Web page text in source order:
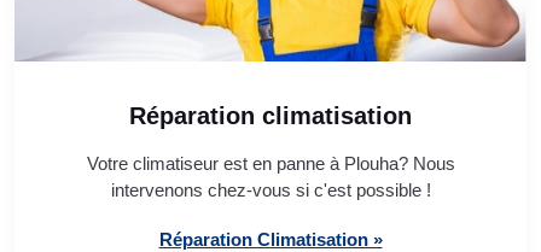
Réparation climatisation
Votre climatiseur est en panne à Plouha? Nous
intervenons chez-vous si c'est possible !
Réparation Climatisation »